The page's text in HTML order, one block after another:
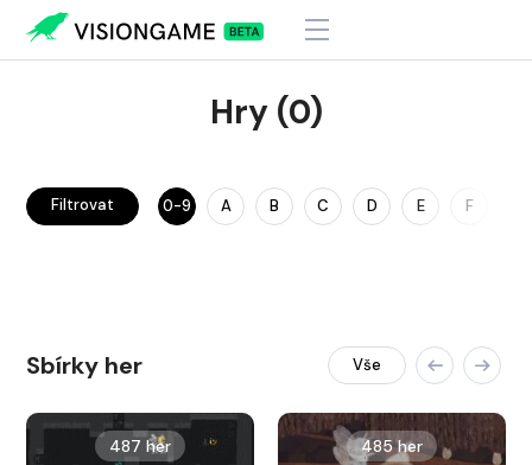
Hry (0)
Filtrovat 0-9 A B C D E F
Sbírky her Vše
487 her 485 her